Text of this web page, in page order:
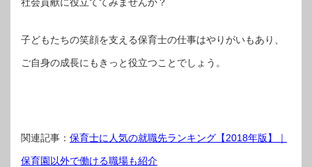
子どもたちの笑顔を支える保育士の仕事はやりがいもあり、
ご自身の成長にもきっと役立つことでしょう。
関連記事： 保育士に人気の就職先ランキング【2018年版】｜
保育園以外で働ける職場も紹介